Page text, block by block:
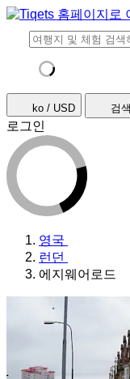
ko / USD 검색
로그인
영국
런던
에지웨어로드